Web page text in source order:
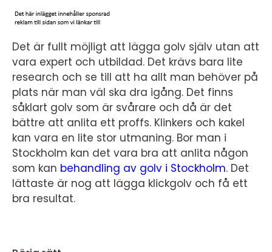
Det är fullt möjligt att lägga golv själv utan att
vara expert och utbildad. Det krävs bara lite
research och se till att ha allt man behöver på
plats när man väl ska dra igång. Det finns
såklart golv som är svårare och då är det
bättre att anlita ett proffs. Klinkers och kakel
kan vara en lite stor utmaning. Bor man i
Stockholm kan det vara bra att anlita någon
som kan behandling av golv i Stockholm. Det
lättaste är nog att lägga klickgolv och få ett
bra resultat.